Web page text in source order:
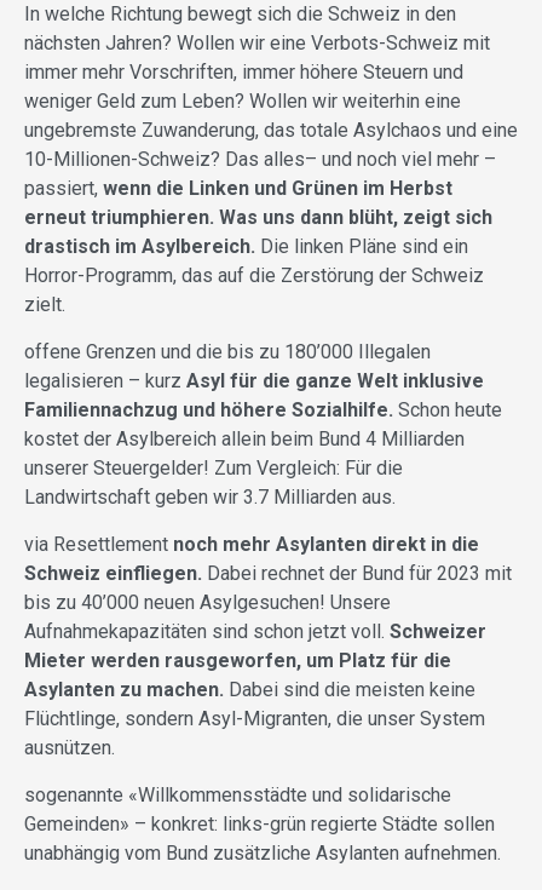
In welche Richtung bewegt sich die Schweiz in den
nächsten Jahren? Wollen wir eine Verbots-Schweiz mit
immer mehr Vorschriften, immer höhere Steuern und
weniger Geld zum Leben? Wollen wir weiterhin eine
ungebremste Zuwanderung, das totale Asylchaos und eine
10-Millionen-Schweiz? Das alles– und noch viel mehr –
passiert, wenn die Linken und Grünen im Herbst
erneut triumphieren. Was uns dann blüht, zeigt sich
drastisch im Asylbereich. Die linken Pläne sind ein
Horror-Programm, das auf die Zerstörung der Schweiz
zielt.
offene Grenzen und die bis zu 180’000 Illegalen
legalisieren – kurz Asyl für die ganze Welt inklusive
Familiennachzug und höhere Sozialhilfe. Schon heute
kostet der Asylbereich allein beim Bund 4 Milliarden
unserer Steuergelder! Zum Vergleich: Für die
Landwirtschaft geben wir 3.7 Milliarden aus.
via Resettlement noch mehr Asylanten direkt in die
Schweiz einfliegen. Dabei rechnet der Bund für 2023 mit
bis zu 40’000 neuen Asylgesuchen! Unsere
Aufnahmekapazitäten sind schon jetzt voll. Schweizer
Mieter werden rausgeworfen, um Platz für die
Asylanten zu machen. Dabei sind die meisten keine
Flüchtlinge, sondern Asyl-Migranten, die unser System
ausnützen.
sogenannte «Willkommensstädte und solidarische
Gemeinden» – konkret: links-grün regierte Städte sollen
unabhängig vom Bund zusätzliche Asylanten aufnehmen.